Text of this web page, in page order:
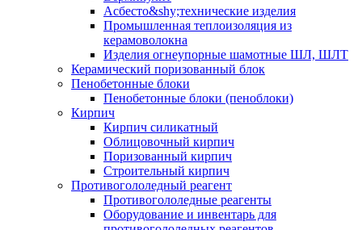
Асбесто&shy;технические изделия
Промышленная теплоизоляция из
керамоволокна
Изделия огнеупорные шамотные ШЛ, ШЛТ
Керамический поризованный блок
Пенобетонные блоки
Пенобетонные блоки (пеноблоки)
Кирпич
Кирпич силикатный
Облицовочный кирпич
Поризованный кирпич
Строительный кирпич
Противогололедный реагент
Противогололедные реагенты
Оборудование и инвентарь для